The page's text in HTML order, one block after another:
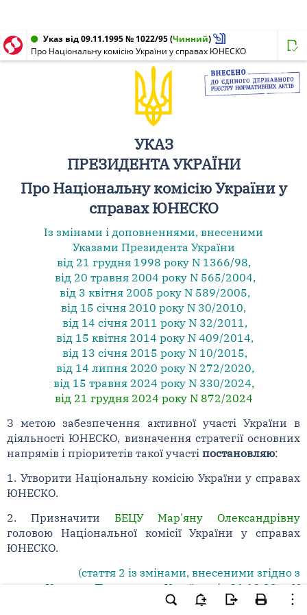
Указ від 09.11.1995 № 1022/95(Чинний)
Про Національну комісію України у справах ЮНЕСКО